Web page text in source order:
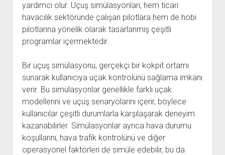
yardımcı olur. Uçuş simülasyonları, hem ticari
havacılık sektöründe çalışan pilotlara hem de hobi
pilotlarına yönelik olarak tasarlanmış çeşitli
programlar içermektedir.
Bir uçuş simülasyonu, gerçekçi bir kokpit ortamı
sunarak kullanıcıya uçak kontrolünü sağlama imkanı
verir. Bu simülasyonlar genellikle farklı uçak
modellerini ve uçuş senaryolarını içerir, böylece
kullanıcılar çeşitli durumlarla karşılaşarak deneyim
kazanabilirler. Simülasyonlar ayrıca hava durumu
koşullarını, hava trafik kontrolünü ve diğer
operasyonel faktörleri de simüle edebilir, bu da